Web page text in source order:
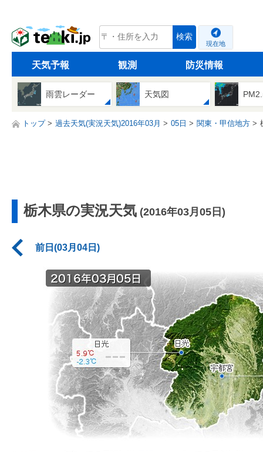
tenki.jp 検索
現在地
天気予報 観測 防災情報
雨雲レーダー 天気図
トップ 過去天気(実況天気)2016年03月 05日 関東・甲信地方
栃木県の実況天気 (2016年03月05日)
前日(03月04日)